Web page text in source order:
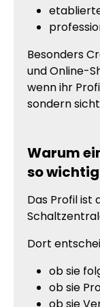
Besonders
und Online-
wenn ihr
sondern
Warum
so
Das Profil ist
Dort
ob sie
ob sie